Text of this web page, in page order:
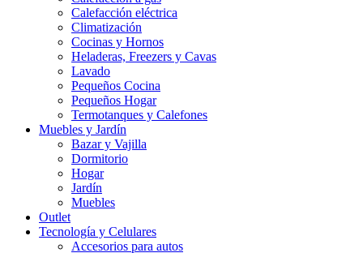
Calefacción eléctrica
Climatización
Cocinas y Hornos
Heladeras, Freezers y Cavas
Lavado
Pequeños Cocina
Pequeños Hogar
Termotanques y Calefones
Muebles y Jardín
Bazar y Vajilla
Dormitorio
Hogar
Jardín
Muebles
Outlet
Tecnología y Celulares
Accesorios para autos